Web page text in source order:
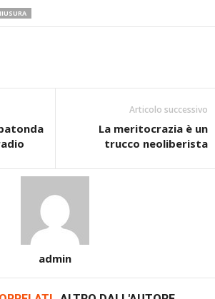
Articolo successivo
La meritocrazia è un
trucco neoliberista
admin